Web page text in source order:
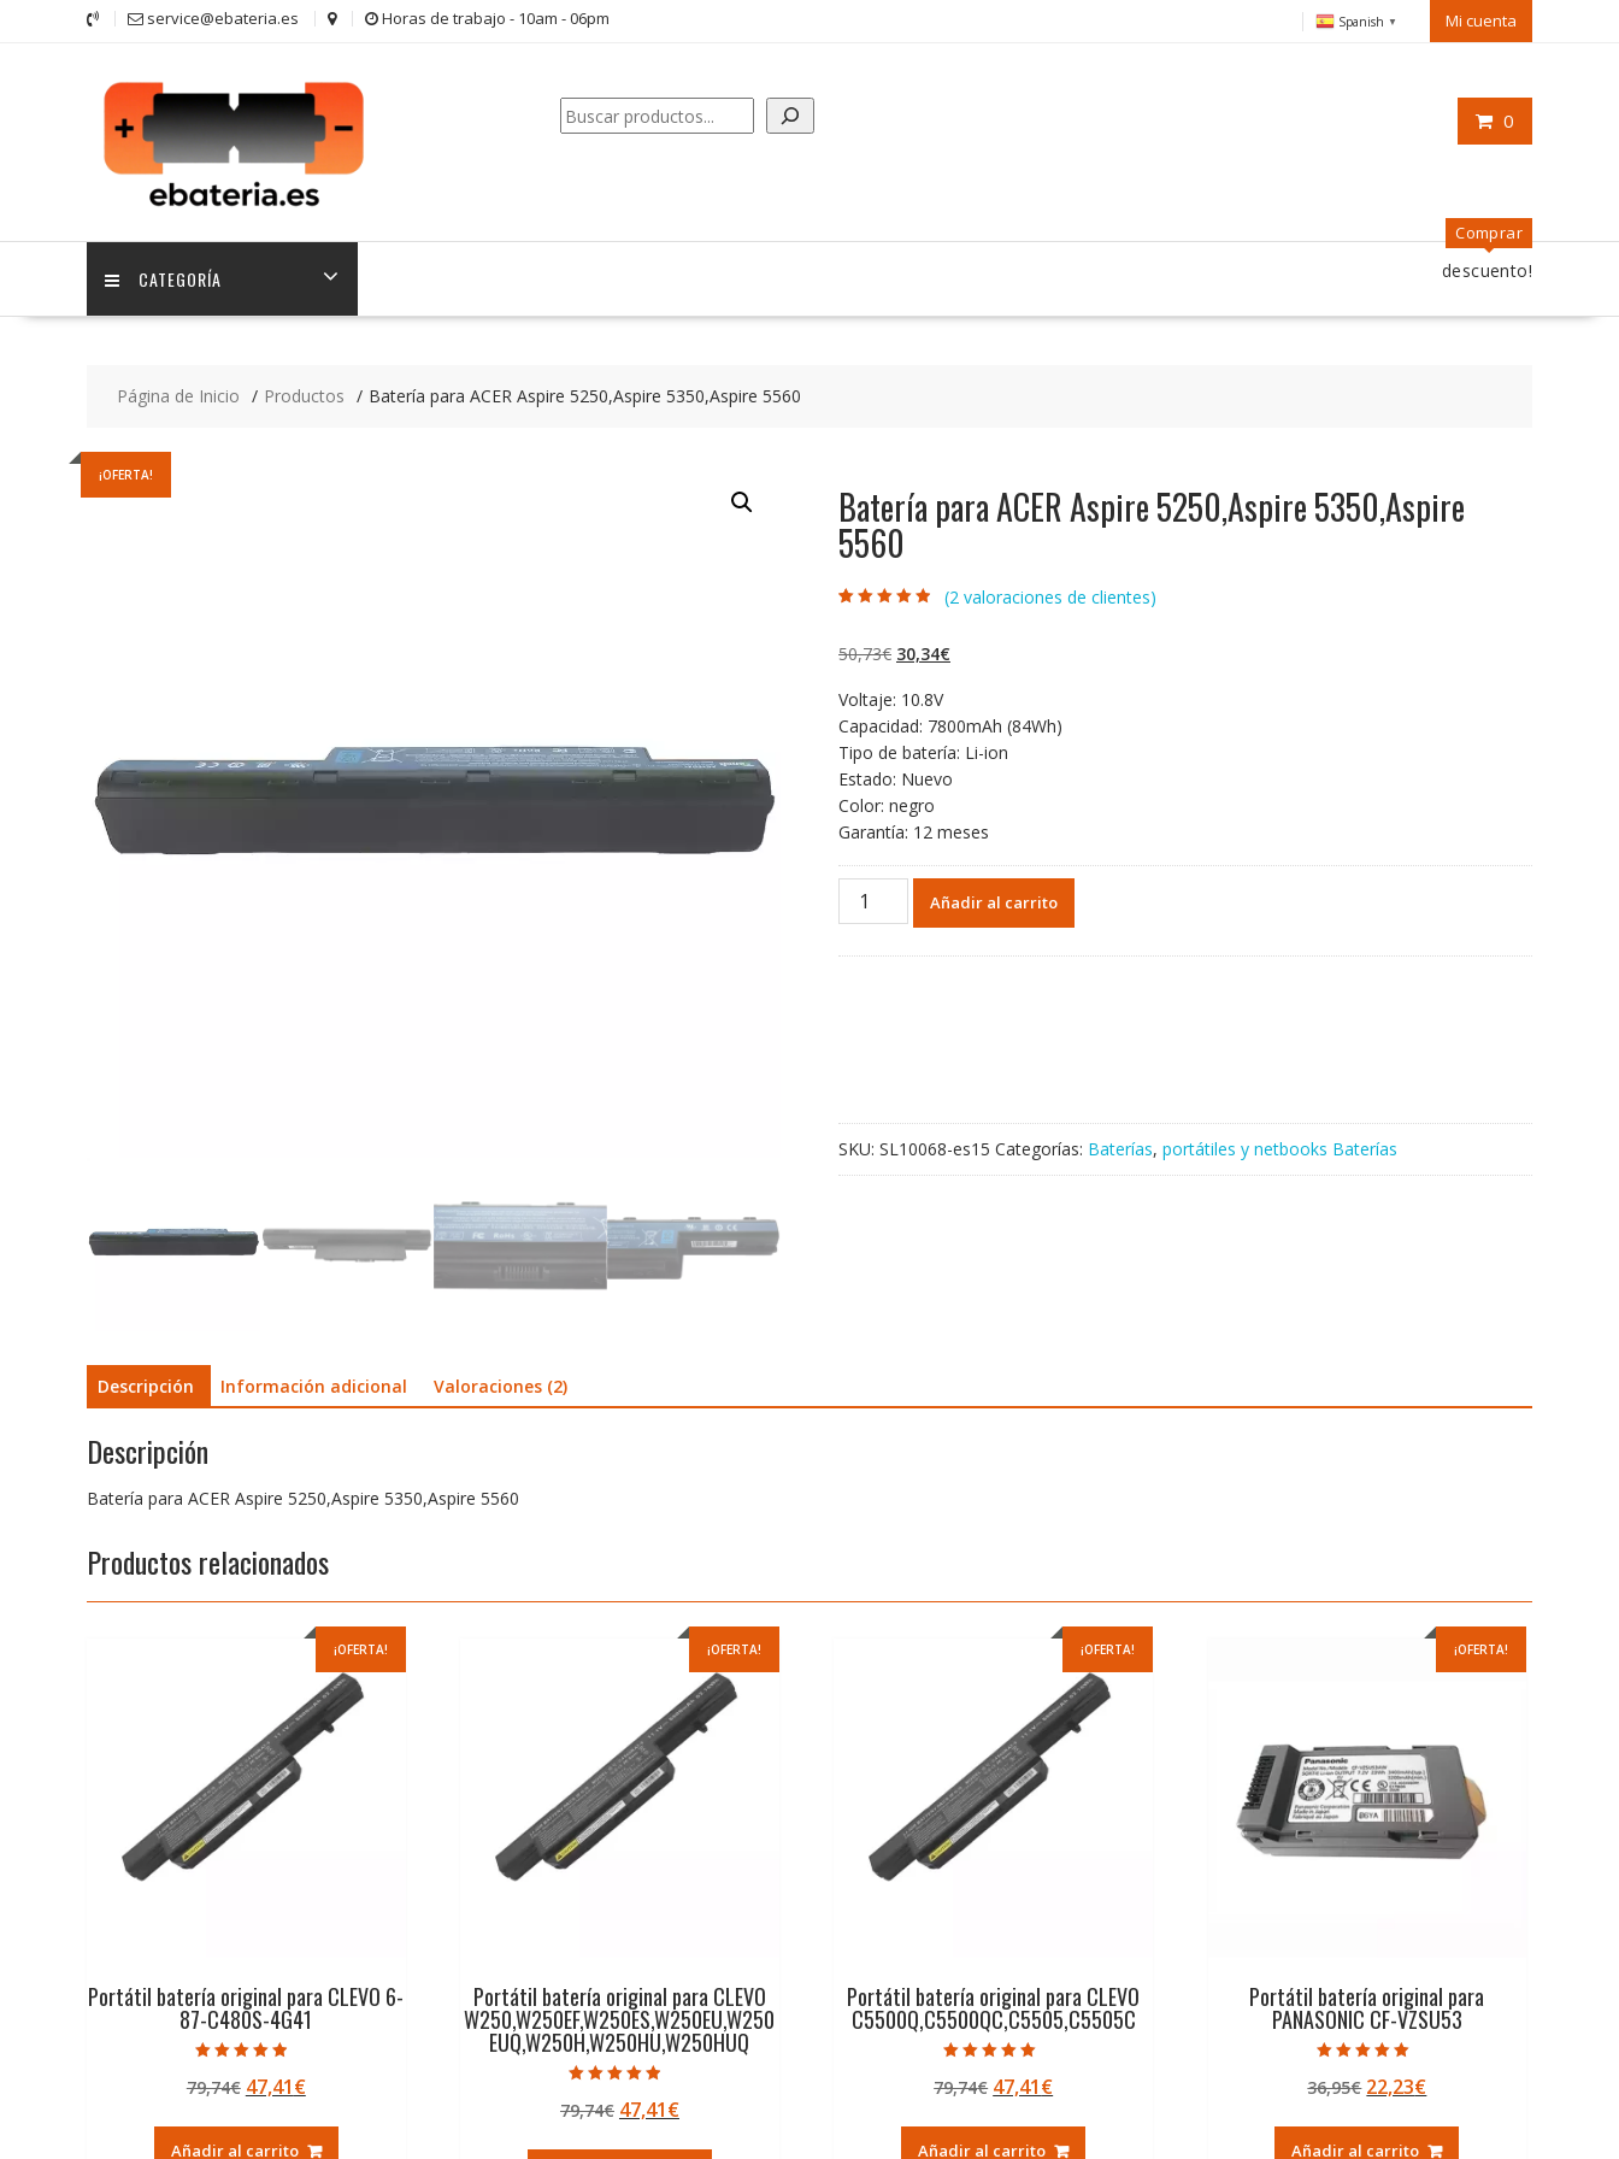
service@ebateria.es Horas de trabajo - 10am - 06pm Spanish ▼ Mi cuenta
0
Buscar
CATEGORÍA
Comprar
descuento!
Página de Inicio Productos Batería para ACER Aspire 5250,Aspire 5350,Aspire 5560
¡OFERTA!
Batería para ACER Aspire 5250,Aspire 5350,Aspire
5560
base a
valoraciones
(2 valoraciones de clientes)
50,73€ El
original
era:
50,73€.
30,34€El
es:
30,34€.
Voltaje: 10.8V
Capacidad: 7800mAh (84Wh)
Tipo de batería: Li-ion
Estado: Nuevo
Color: negro
Garantía: 12 meses
Batería
Añadir al carrito
SKU: SL10068-es15 Categorías: Baterías, portátiles y netbooks Baterías
Descripción Información adicional Valoraciones (2)
Descripción
Batería para ACER Aspire 5250,Aspire 5350,Aspire 5560
Productos relacionados
¡OFERTA!
Portátil batería original para CLEVO 6-
87-C480S-4G41
4.50
de 5
79,74€ El
original
47,41€El
actual
Añadir al carrito
¡OFERTA!
Portátil batería original para CLEVO
W250,W250EF,W250ES,W250EU,W250
EUQ,W250H,W250HU,W250HUQ
4.50
de 5
79,74€ El
47,41€El
¡OFERTA!
Portátil batería original para CLEVO
C5500Q,C5500QC,C5505,C5505C
5.00
de 5
79,74€ El
original
47,41€El
actual
Añadir al carrito
¡OFERTA!
Portátil batería original para
PANASONIC CF-VZSU53
5.00
de 5
36,95€ El
original
22,23€El
actual
Añadir al carrito